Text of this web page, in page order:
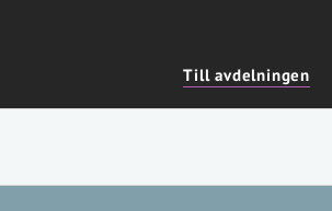
Till avdelningen